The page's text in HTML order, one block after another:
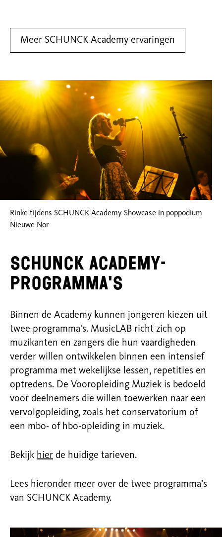
Meer SCHUNCK Academy ervaringen
Rinke tijdens SCHUNCK Academy Showcase in poppodium
Nieuwe Nor
SCHUNCK Academy-
programma's
Binnen de Academy kunnen jongeren kiezen uit
twee programma's. MusicLAB richt zich op
muzikanten en zangers die hun vaardigheden
verder willen ontwikkelen binnen een intensief
programma met wekelijkse lessen, repetities en
optredens. De Vooropleiding Muziek is bedoeld
voor deelnemers die willen toewerken naar een
vervolgopleiding, zoals het conservatorium of
een mbo- of hbo-opleiding in muziek.
Bekijk hier de huidige tarieven.
Lees hieronder meer over de twee programma’s
van SCHUNCK Academy.